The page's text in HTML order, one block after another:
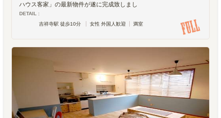
ハウス客家」の最新物件が遂に完成致しまし
DETAIL :
吉祥寺駅 徒歩10分
女性 外国人歓迎 満室